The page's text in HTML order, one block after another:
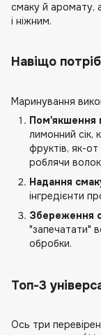
смаку й аромату,
і ніжним.
Навіщо
Маринування
Пом'якшення
лимонний сік,
фруктів, як-от
роблячи
Надання
інгредієнти
Збереження
"запечатати"
обробки.
Топ-3
Ось три